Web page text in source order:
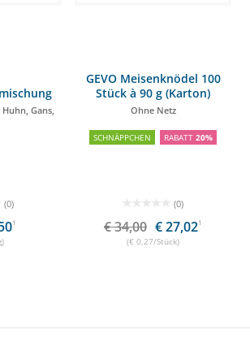
Gans,
(0)
1
GEVO Meisenknödel 100
Stück à 90 g (Karton)
Ohne Netz
SCHNÄPPCHEN RABATT 20%
(0)
€ 34,00 € 27,021
(€ 0,27/Stück)